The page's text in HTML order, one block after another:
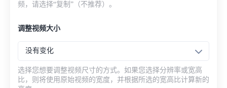
频，请选择“复制”（不推荐）。
调整视频大小
没有变化
选择您想要调整视频尺寸的方式。如果您选择分辨率或宽高
比，则将使用原始视频的宽度，并根据所选的宽高比计算新的